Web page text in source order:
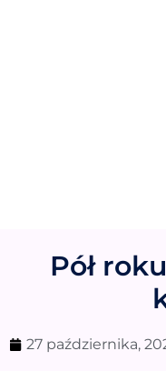
Pół
27 października,